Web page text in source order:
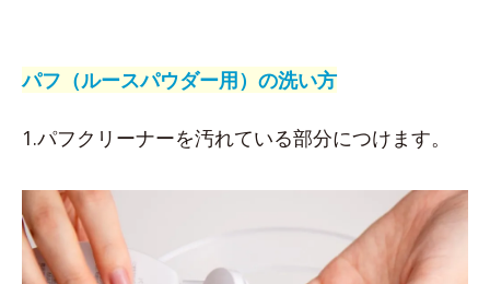
パフ（ルースパウダー用）の洗い方
1.パフクリーナーを汚れている部分につけます。